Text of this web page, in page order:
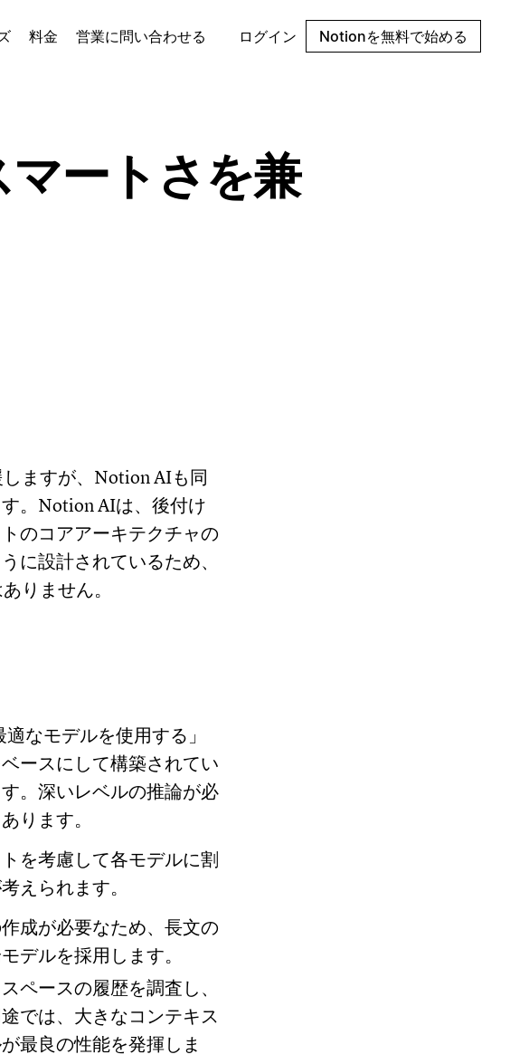
料金 営業に問い合わせる ログイン Notionを無料で始める
ートさを兼
ますが、Notion AIも同
。Notion AIは、後付け
のコアアーキテクチャの
に設計されているため、
りません。
なモデルを使用する」
ースにして構築されてい
。深いレベルの推論が必
ります。
を考慮して各モデルに割
えられます。
成が必要なため、長文の
デルを採用します。
ペースの履歴を調査し、
では、大きなコンテキス
最良の性能を発揮しま